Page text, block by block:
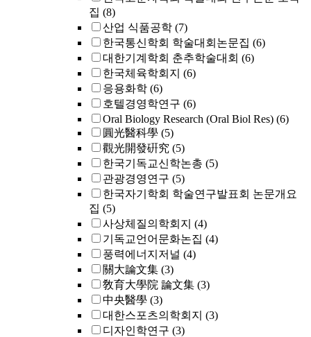
집 (8)
산업 식품공학 (7)
한국통신학회 학술대회논문집 (6)
대한기계학회 춘추학술대회 (6)
한국체육학회지 (6)
응용화학 (6)
호텔경영학연구 (6)
Oral Biology Research (Oral Biol Res) (6)
圓光醫科學 (5)
觀光開發硏究 (5)
한국기독교신학논총 (5)
관광경영연구 (5)
한국자기학회 학술연구발표회 논문개요
집 (5)
사상체질의학회지 (4)
기독교언어문화논집 (4)
풍력에너지저널 (4)
關大論文集 (3)
敎育大學院 論文集 (3)
中央醫學 (3)
대한스포츠의학회지 (3)
디자인학연구 (3)